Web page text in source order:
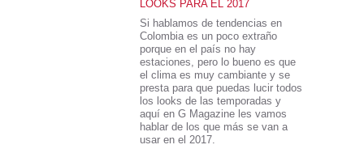
LOOKS PARA EL 2017
Si hablamos de tendencias en
Colombia es un poco extraño
porque en el país no hay
estaciones, pero lo bueno es que
el clima es muy cambiante y se
presta para que puedas lucir todos
los looks de las temporadas y
aquí en G Magazine les vamos
hablar de los que más se van a
usar en el 2017.